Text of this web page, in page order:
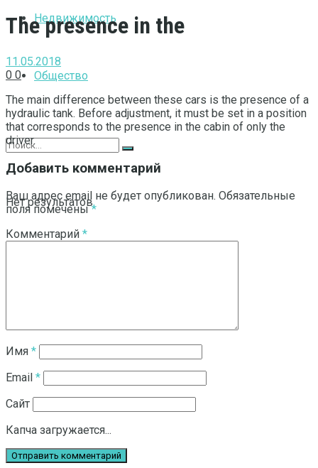
Недвижимость
Общество
Нет результатов
The presence in the
11.05.2018
0 0
The main difference between these cars is the presence of a
hydraulic tank. Before adjustment, it must be set in a position
that corresponds to the presence in the cabin of only the
driver.
Добавить комментарий
Ваш адрес email не будет опубликован. Обязательные
поля помечены*
Комментарий *
Имя *
Email *
Сайт
Капча загружается...